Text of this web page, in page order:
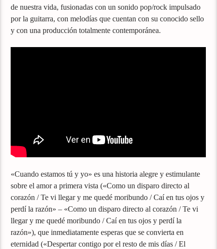
de nuestra vida, fusionadas con un sonido pop/rock impulsado
por la guitarra, con melodías que cuentan con su conocido sello
y con una producción totalmente contemporánea.
«Cuando estamos tú y yo» es una historia alegre y estimulante
sobre el amor a primera vista («Como un disparo directo al
corazón / Te vi llegar y me quedé moribundo / Caí en tus ojos y
perdí la razón» – «Como un disparo directo al corazón / Te vi
llegar y me quedé moribundo / Caí en tus ojos y perdí la
razón»), que inmediatamente esperas que se convierta en
eternidad («Despertar contigo por el resto de mis días / El